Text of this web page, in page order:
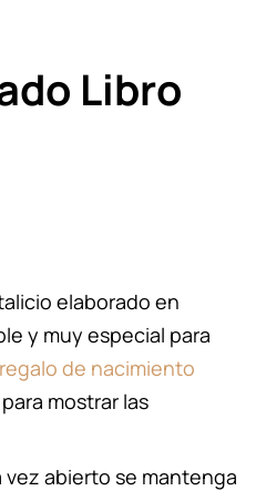
Libro
elaborado en
y muy especial para
regalo de nacimiento
para mostrar las
abierto se mantenga